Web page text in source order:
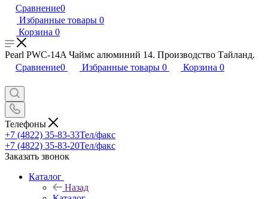
Сравнение0
Избранные товары 0
Корзина 0
Pearl PWC-14A Чаймс алюминий 14. Производство Тайланд.
Сравнение0 Избранные товары 0 Корзина 0
Телефоны
+7 (4822) 35-83-33Тел/факс
+7 (4822) 35-83-20Тел/факс
Заказать звонок
Каталог
Назад